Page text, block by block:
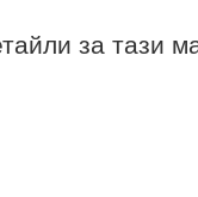
за тази